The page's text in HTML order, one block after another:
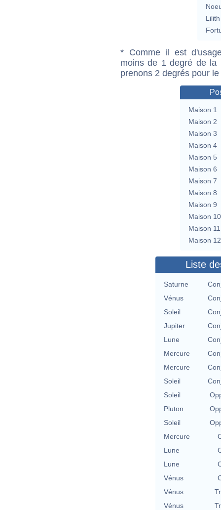
Lilith
* Comme il est
moins de 1 degré de la
prenons 2 degrés pour
Maison 1
Maison 2
Maison 3
Maison 4
Maison 5
Maison 6
Maison 7
Maison 8
Maison 9
Maison 10
Maison 11
Maison 12
Liste
Saturne
Vénus
Soleil
Jupiter
Lune
Mercure
Mercure
Soleil
Soleil
Pluton
Soleil
Mercure
Lune
Lune
Vénus
Vénus
Vénus